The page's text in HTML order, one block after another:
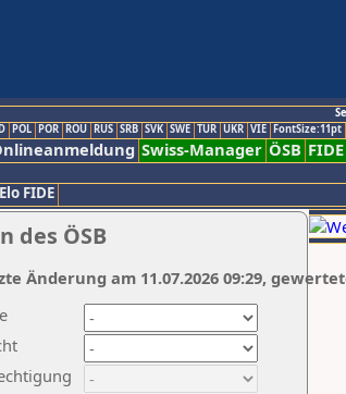
POL POR ROU RUS SRB SVK SWE TUR UKR VIE FontSize:11pt
Swiss-Manager ÖSB FIDE
Elo FIDE
des ÖSB
Änderung am 11.07.2026 09:29,